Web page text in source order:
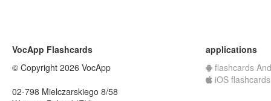
VocApp Flashcards
© Copyright 2026 VocApp
02-798 Mielczarskiego 8/58
applications
flashcards
iOS flashcards